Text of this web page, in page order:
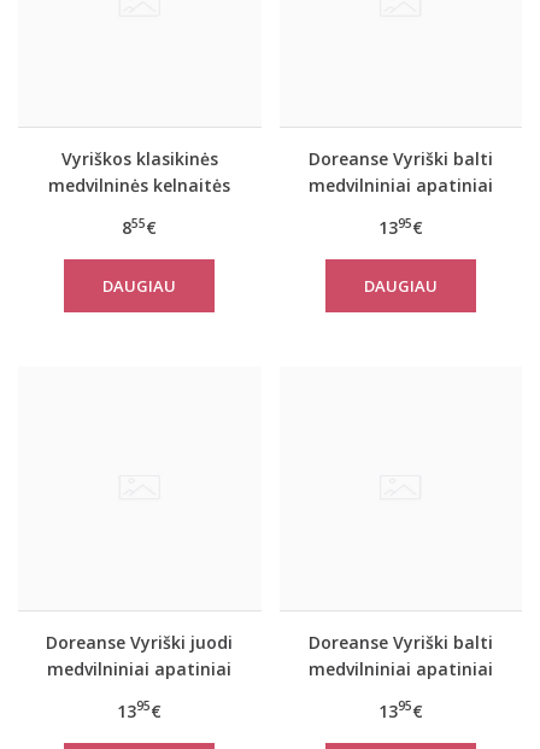
Vyriškos klasikinės
medvilninės kelnaitės
855€
DAUGIAU
Doreanse Vyriški balti
medvilniniai apatiniai
1395€
DAUGIAU
Doreanse Vyriški juodi
medvilniniai apatiniai
1395€
Doreanse Vyriški balti
medvilniniai apatiniai
1395€